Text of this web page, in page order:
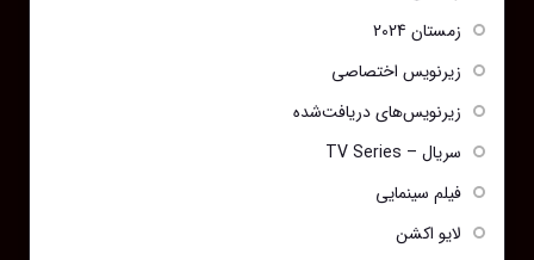
زمستان 2024
زیرنویس اختصاصی
زیرنویس‌های دریافت‌شده
سریال – TV Series
فیلم سینمایی
لایو اکشن